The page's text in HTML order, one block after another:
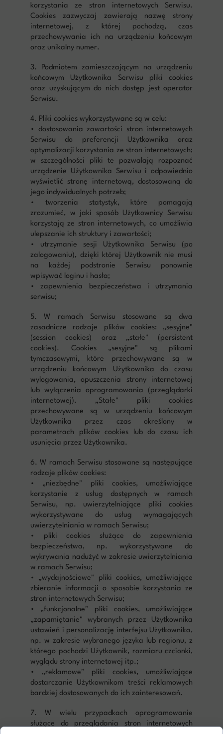
korzystania ze stron internetowych Serwisu.
Cookies zazwyczaj zawierają nazwę strony
internetowej, z której pochodzą, czas
przechowywania ich na urządzeniu końcowym
oraz unikalny numer.
3. Podmiotem zamieszczającym na urządzeniu
końcowym Użytkownika Serwisu pliki cookies
oraz uzyskującym do nich dostęp jest operator
Serwisu.
4. Pliki cookies wykorzystywane są w celu:
• dostosowania zawartości stron internetowych
Serwisu do preferencji Użytkownika oraz
optymalizacji korzystania ze stron internetowych;
w szczególności pliki te pozwalają rozpoznać
urządzenie Użytkownika Serwisu i odpowiednio
wyświetlić stronę internetową, dostosowaną do
jego indywidualnych potrzeb;
• tworzenia statystyk, które pomagają
zrozumieć, w jaki sposób Użytkownicy Serwisu
korzystają ze stron internetowych, co umożliwia
ulepszanie ich struktury i zawartości;
• utrzymanie sesji Użytkownika Serwisu (po
zalogowaniu), dzięki której Użytkownik nie musi
na każdej podstronie Serwisu ponownie
wpisywać loginu i hasła;
• zapewnienia bezpieczeństwa i utrzymania
serwisu;
5. W ramach Serwisu stosowane są dwa
zasadnicze rodzaje plików cookies: „sesyjne"
(session cookies) oraz „stałe" (persistent
cookies). Cookies „sesyjne" są plikami
tymczasowymi, które przechowywane są w
urządzeniu końcowym Użytkownika do czasu
wylogowania, opuszczenia strony internetowej
lub wyłączenia oprogramowania (przeglądarki
internetowej). „Stałe" pliki cookies
przechowywane są w urządzeniu końcowym
Użytkownika przez czas określony w
parametrach plików cookies lub do czasu ich
usunięcia przez Użytkownika.
6. W ramach Serwisu stosowane są następujące
rodzaje plików cookies:
• „niezbędne" pliki cookies, umożliwiające
korzystanie z usług dostępnych w ramach
Serwisu, np. uwierzytelniające pliki cookies
wykorzystywane do usług wymagających
uwierzytelniania w ramach Serwisu;
• pliki cookies służące do zapewnienia
bezpieczeństwa, np. wykorzystywane do
wykrywania nadużyć w zakresie uwierzytelniania
w ramach Serwisu;
• „wydajnościowe" pliki cookies, umożliwiające
zbieranie informacji o sposobie korzystania ze
stron internetowych Serwisu;
• „funkcjonalne" pliki cookies, umożliwiające
„zapamiętanie" wybranych przez Użytkownika
ustawień i personalizację interfejsu Użytkownika,
np. w zakresie wybranego języka lub regionu, z
którego pochodzi Użytkownik, rozmiaru czcionki,
wyglądu strony internetowej itp.;
• „reklamowe" pliki cookies, umożliwiające
dostarczanie Użytkownikom treści reklamowych
bardziej dostosowanych do ich zainteresowań.
7. W wielu przypadkach oprogramowanie
służące do przeglądania stron internetowych